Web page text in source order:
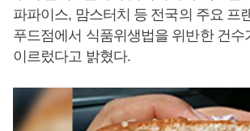
파파이스, 맘스터치 등 전국의 주요 프
푸드점에서 식품위생법을 위반한 건수
이르렀다고 밝혔다.